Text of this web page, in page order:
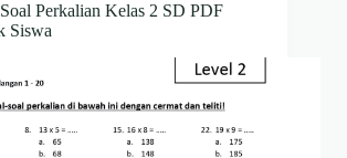
Perkalian Kelas 2 SD PDF
Siswa